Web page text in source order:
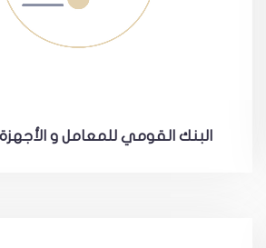
البنك القومي للمعامل و